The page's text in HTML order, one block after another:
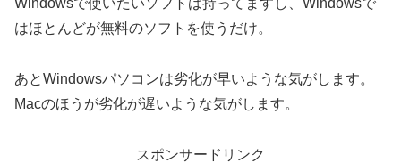
Windowsで使いたいソフトは持ってますし、Windowsで
はほとんどが無料のソフトを使うだけ。
あとWindowsパソコンは劣化が早いような気がします。
Macのほうが劣化が遅いような気がします。
スポンサードリンク